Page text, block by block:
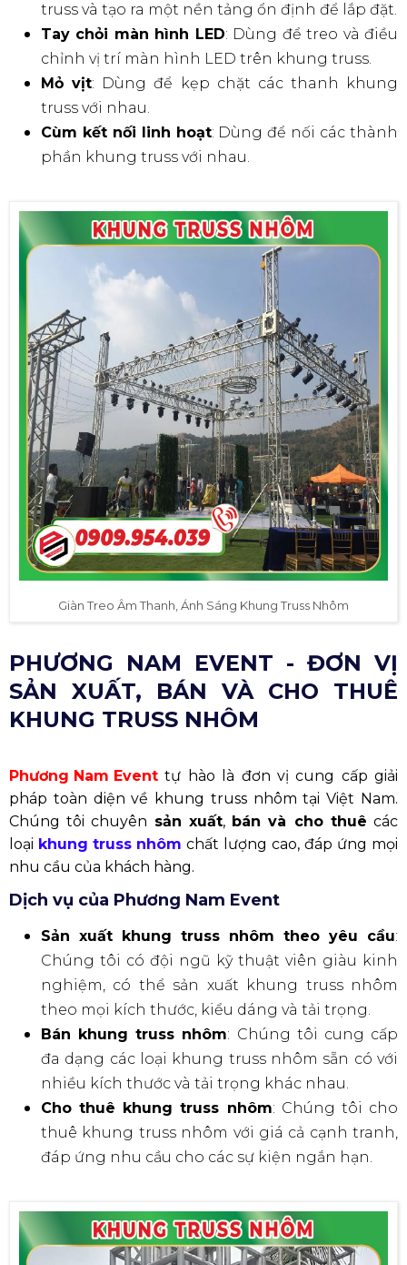
truss và tạo ra một nền tảng ổn định để lắp đặt.
Tay chỏi màn hình LED: Dùng để treo và điều
chỉnh vị trí màn hình LED trên khung truss.
Mỏ vịt: Dùng để kẹp chặt các thanh khung
truss với nhau.
Cùm kết nối linh hoạt: Dùng để nối các thành
phần khung truss với nhau.
Giàn Treo Âm Thanh, Ánh Sáng Khung Truss Nhôm
PHƯƠNG NAM EVENT - ĐƠN VỊ
SẢN XUẤT, BÁN VÀ CHO THUÊ
KHUNG TRUSS NHÔM
Phương Nam Event tự hào là đơn vị cung cấp giải
pháp toàn diện về khung truss nhôm tại Việt Nam.
Chúng tôi chuyên sản xuất, bán và cho thuê các
loại khung truss nhôm chất lượng cao, đáp ứng mọi
nhu cầu của khách hàng.
Dịch vụ của Phương Nam Event
Sản xuất khung truss nhôm theo yêu cầu:
Chúng tôi có đội ngũ kỹ thuật viên giàu kinh
nghiệm, có thể sản xuất khung truss nhôm
theo mọi kích thước, kiểu dáng và tải trọng.
Bán khung truss nhôm: Chúng tôi cung cấp
đa dạng các loại khung truss nhôm sẵn có với
nhiều kích thước và tải trọng khác nhau.
Cho thuê khung truss nhôm: Chúng tôi cho
thuê khung truss nhôm với giá cả cạnh tranh,
đáp ứng nhu cầu cho các sự kiện ngắn hạn.